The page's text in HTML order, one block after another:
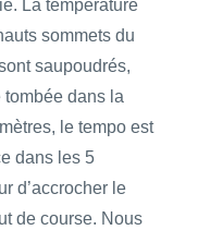
La température
sommets du
saupoudrés,
dans la
le tempo est
dans les 5
d’accrocher le
de course. Nous